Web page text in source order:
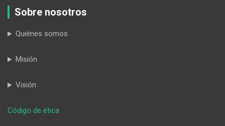
Sobre nosotros
Quiénes somos
Misión
Visión
Código de ética